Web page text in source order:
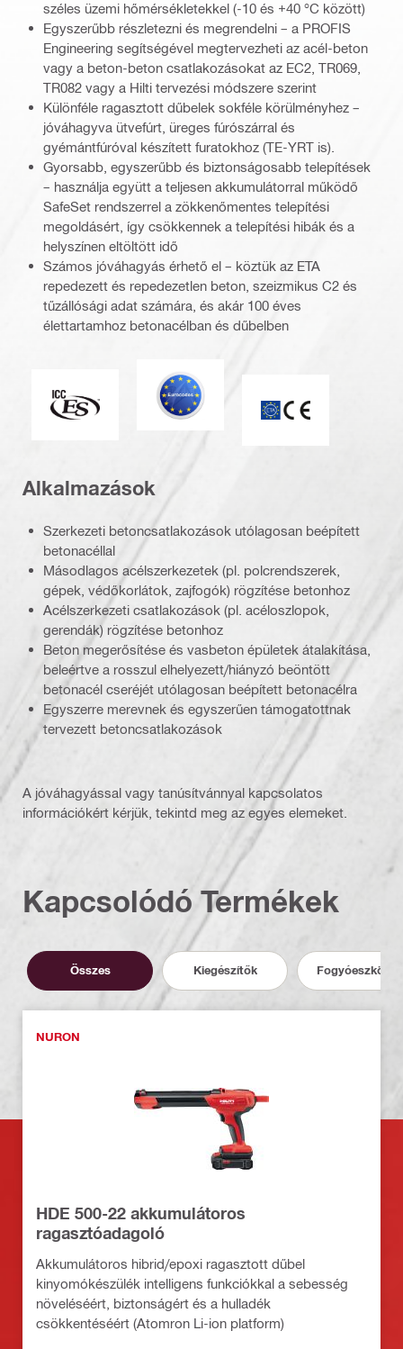
széles üzemi hőmérsékletekkel (-10 és +40 °C között)
Egyszerűbb részletezni és megrendelni – a PROFIS
Engineering segítségével megtervezheti az acél-beton
vagy a beton-beton csatlakozásokat az EC2, TR069,
TR082 vagy a Hilti tervezési módszere szerint
Különféle ragasztott dűbelek sokféle körülményhez –
jóváhagyva ütvefúrt, üreges fúrószárral és
gyémántfúróval készített furatokhoz (TE-YRT is).
Gyorsabb, egyszerűbb és biztonságosabb telepítések
– használja együtt a teljesen akkumulátorral működő
SafeSet rendszerrel a zökkenőmentes telepítési
megoldásért, így csökkennek a telepítési hibák és a
helyszínen eltöltött idő
Számos jóváhagyás érhető el – köztük az ETA
repedezett és repedezetlen beton, szeizmikus C2 és
tűzállósági adat számára, és akár 100 éves
élettartamhoz betonacélban és dűbelben
Eurocode
Alkalmazások
Szerkezeti betoncsatlakozások utólagosan beépített
betonacéllal
Másodlagos acélszerkezetek (pl. polcrendszerek,
gépek, védőkorlátok, zajfogók) rögzítése betonhoz
Acélszerkezeti csatlakozások (pl. acéloszlopok,
gerendák) rögzítése betonhoz
Beton megerősítése és vasbeton épületek átalakítása,
beleértve a rosszul elhelyezett/hiányzó beöntött
betonacél cseréjét utólagosan beépített betonacélra
Egyszerre merevnek és egyszerűen támogatottnak
tervezett betoncsatlakozások
A jóváhagyással vagy tanúsítvánnyal kapcsolatos
információkért kérjük, tekintd meg az egyes elemeket.
Kapcsolódó Termékek
Összes Kiegészítők Fogyóeszközök
NURON
HDE 500-22 akkumulátoros
ragasztóadagoló
Akkumulátoros hibrid/epoxi ragasztott dűbel
kinyomókészülék intelligens funkciókkal a sebesség
növeléséért, biztonságért és a hulladék
csökkentéséért (Atomron Li-ion platform)